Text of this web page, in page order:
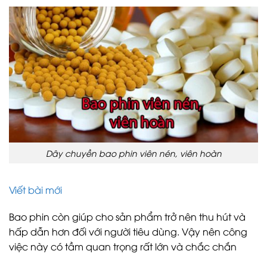
Dây chuyền bao phin viên nén, viên hoàn
Viết bài mới
Bao phin còn giúp cho sản phẩm trở nên thu hút và
hấp dẫn hơn đối với người tiêu dùng. Vậy nên công
việc này có tầm quan trọng rất lớn và chắc chắn